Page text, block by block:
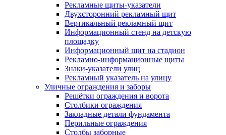
Рекламные щиты-указатели
Двухсторонний рекламный щит
Вертикальный рекламный щит
Информационный стенд на детскую
площадку
Информационный щит на стадион
Рекламно-информационные щиты
Знаки-указатели улиц
Рекламный указатель на улицу
Уличные ограждения и заборы
Решётки ограждения и ворота
Столбики ограждения
Закладные детали фундамента
Перильные ограждения
Столбы заборные